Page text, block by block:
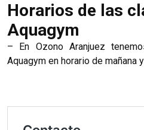
Horarios de las
Aquagym
– En Ozono Aranjuez
Aquagym en horario de mañana